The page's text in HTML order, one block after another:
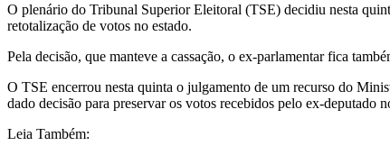
O plenário do Tribunal Superior Eleitoral (TSE) decidiu nesta
retotalização de votos no estado.
Pela decisão, que manteve a cassação, o ex-parlamentar fica
O TSE encerrou nesta quinta o julgamento de um recurso do
dado decisão para preservar os votos recebidos pelo ex-deputado
Leia Também: